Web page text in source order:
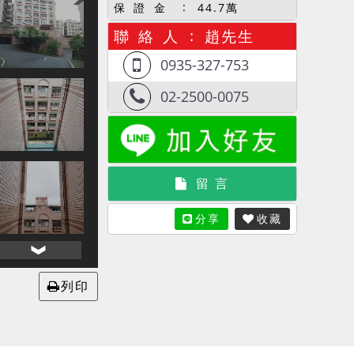
列印
保 證 金 44.7萬
聯 絡 人 趙先生
0935-327-753
02-2500-0075
留 言
分享 收藏